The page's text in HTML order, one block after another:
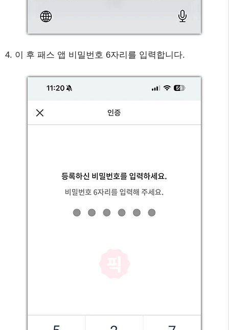
4. 이 후 패스 앱 비밀번호 6자리를 입력합니다.